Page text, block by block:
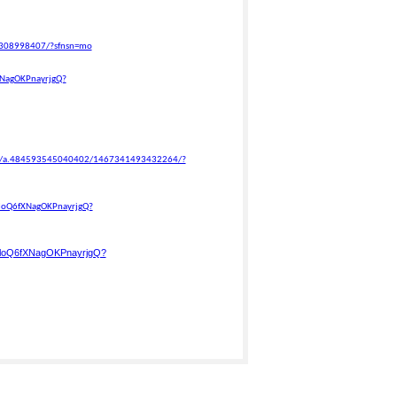
?sfnsn=mo
1467341493432264/?